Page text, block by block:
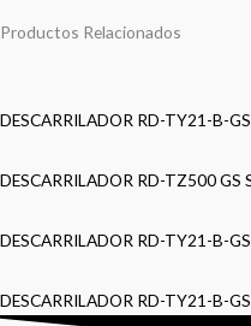
Productos Relacionados
DESCARRILADOR RD-TY21-B-
DESCARRILADOR RD-TZ500 GS
DESCARRILADOR RD-TY21-B-
DESCARRILADOR RD-TY21-B-